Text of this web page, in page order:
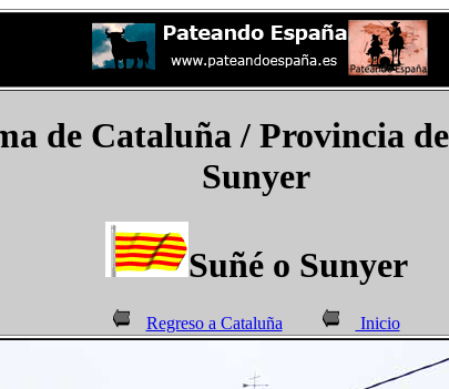
de Cataluña / Provincia
Sunyer
Suñé​ o Sunyer
Regreso a Cataluña Inicio